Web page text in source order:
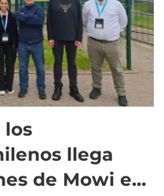
los
llega
de Mowi en